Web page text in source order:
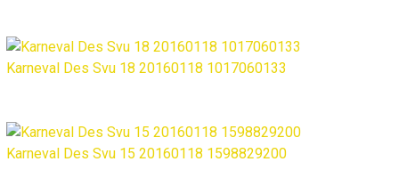
Karneval Des Svu 18 20160118 1017060133
Karneval Des Svu 15 20160118 1598829200